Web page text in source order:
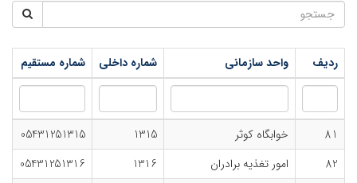
ردیف واحد سازمانی شماره داخلی شماره مستقیم
81 خوابگاه کوثر 1315
05431251315
82
امور تغذیه برادران 1316
05431251316